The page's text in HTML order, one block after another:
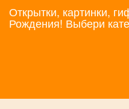
Открытки, картинки,
Рождения! Выбери